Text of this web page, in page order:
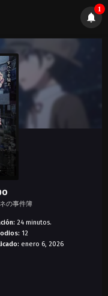
1
の事件簿
24 minutos.
12
enero 6, 2026